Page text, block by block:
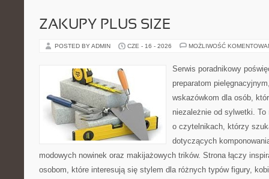
ZAKUPY PLUS SIZE
POSTED BY ADMIN CZE - 16 - 2026 MOŻLIWOŚĆ
Serwis poradnikowy
preparatom
wskazówkom dla osób,
niezależnie od sylwetki.
o czytelnikach, którzy
dotyczących
modowych nowinek oraz makijażowych trików. Strona łączy
osobom, które interesują się stylem dla różnych typów figury,